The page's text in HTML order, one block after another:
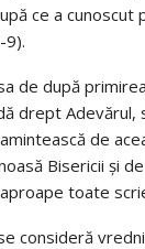
ce a cunoscut
9).
de după
drept Adevărul,
de
Bisericii și
toate
consideră